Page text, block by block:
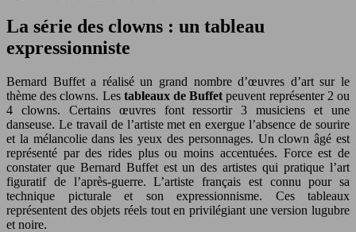
La série des clowns : un tableau
expressionniste
Bernard Buffet a réalisé un grand nombre d’œuvres d’art sur le
thème des clowns. Lestableaux de Buffet peuvent représenter 2 ou
4 clowns. Certains œuvres font ressortir 3 musiciens et une
danseuse. Le travail de l’artiste met en exergue l’absence de sourire
et la mélancolie dans les yeux des personnages. Un clown âgé est
représenté par des rides plus ou moins accentuées. Force est de
constater que Bernard Buffet est un des artistes qui pratique l’art
figuratif de l’après-guerre. L’artiste français est connu pour sa
technique picturale et son expressionnisme. Ces tableaux
représentent des objets réels tout en privilégiant une version lugubre
et noire.